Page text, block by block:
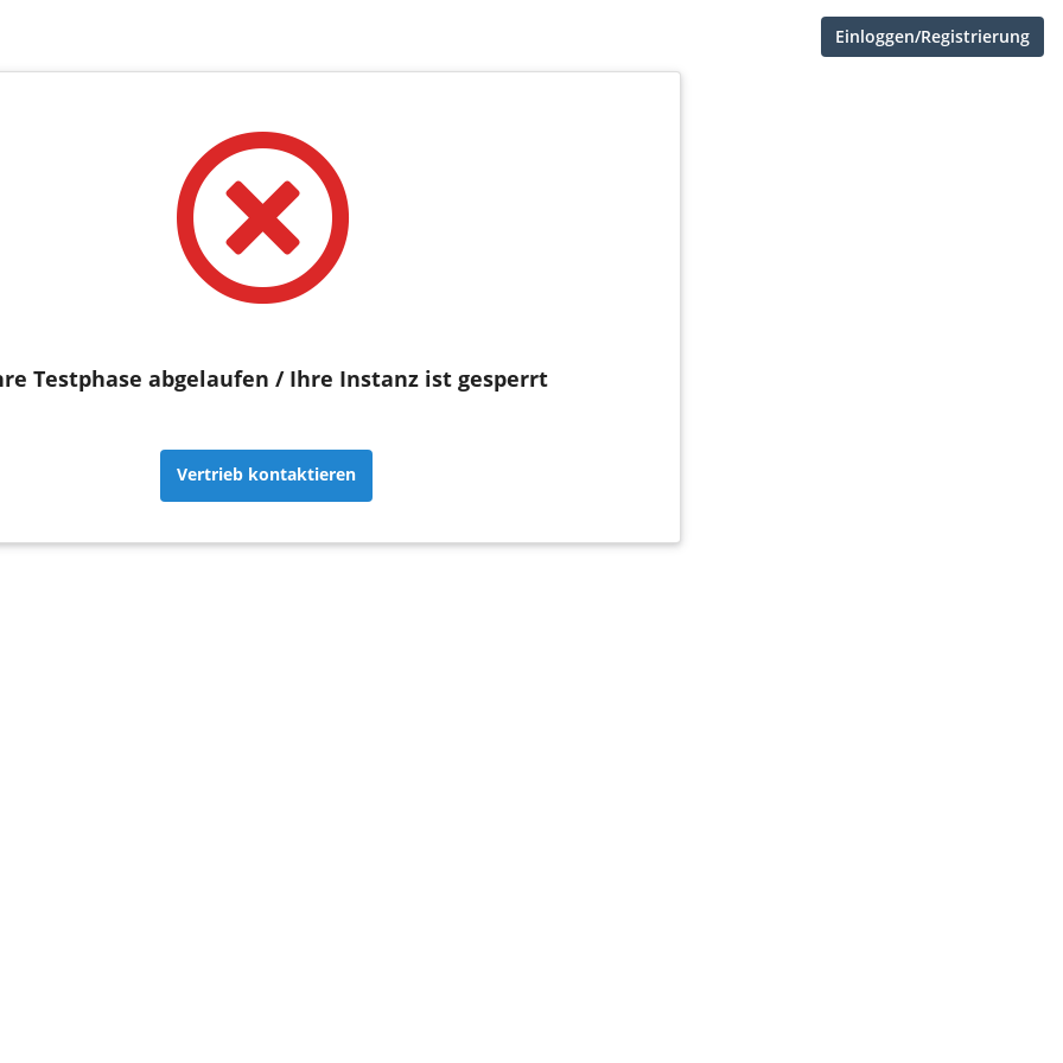
Einloggen/Registrierung
Testphase abgelaufen / Ihre Instanz ist gesperrt
Vertrieb kontaktieren